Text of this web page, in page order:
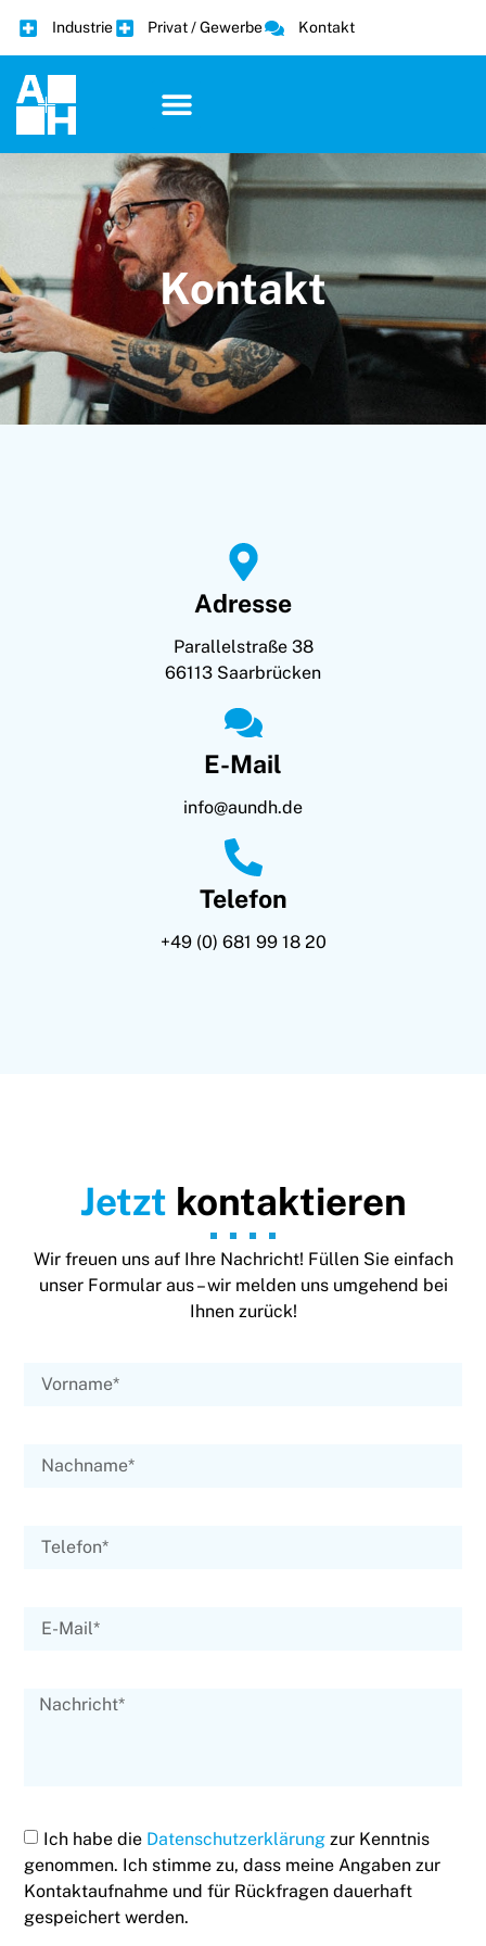
Industrie Privat / Gewerbe Kontakt
Kontakt
Adresse
Parallelstraße 38
66113 Saarbrücken
E-Mail
info@aundh.de
Telefon
+49 (0) 681 99 18 20
Jetzt kontaktieren
Wir freuen uns auf Ihre Nachricht! Füllen Sie einfach
unser Formular aus – wir melden uns umgehend bei
Ihnen zurück!
Ich habe die Datenschutzerklärung zur Kenntnis
genommen. Ich stimme zu, dass meine Angaben zur
Kontaktaufnahme und für Rückfragen dauerhaft
gespeichert werden.